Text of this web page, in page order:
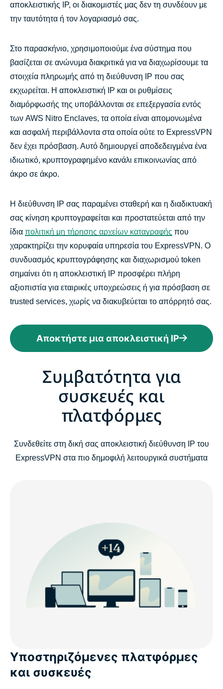
αποκλειστικής IP, οι διακομιστές μας δεν τη συνδέουν με
την ταυτότητα ή τον λογαριασμό σας.
Στο παρασκήνιο, χρησιμοποιούμε ένα σύστημα που
βασίζεται σε ανώνυμα διακριτικά για να διαχωρίσουμε τα
στοιχεία πληρωμής από τη διεύθυνση IP που σας
εκχωρείται. Η αποκλειστική IP και οι ρυθμίσεις
διαμόρφωσής της υποβάλλονται σε επεξεργασία εντός
των AWS Nitro Enclaves, τα οποία είναι απομονωμένα
και ασφαλή περιβάλλοντα στα οποία ούτε το ExpressVPN
δεν έχει πρόσβαση. Αυτό δημιουργεί αποδεδειγμένα ένα
ιδιωτικό, κρυπτογραφημένο κανάλι επικοινωνίας από
άκρο σε άκρο.
Η διεύθυνση IP σας παραμένει σταθερή και η διαδικτυακή
σας κίνηση κρυπτογραφείται και προστατεύεται από την
ίδια πολιτική μη τήρησης αρχείων καταγραφής που
χαρακτηρίζει την κορυφαία υπηρεσία του ExpressVPN. Ο
συνδυασμός κρυπτογράφησης και διαχωρισμού token
σημαίνει ότι η αποκλειστική IP προσφέρει πλήρη
αξιοπιστία για εταιρικές υποχρεώσεις ή για πρόσβαση σε
trusted services, χωρίς να διακυβεύεται το απόρρητό σας.
Αποκτήστε μια αποκλειστική IP
Συμβατότητα για
συσκευές και
πλατφόρμες
Συνδεθείτε στη δική σας αποκλειστική διεύθυνση IP του
ExpressVPN στα πιο δημοφιλή λειτουργικά συστήματα
Υποστηριζόμενες πλατφόρμες
και συσκευές